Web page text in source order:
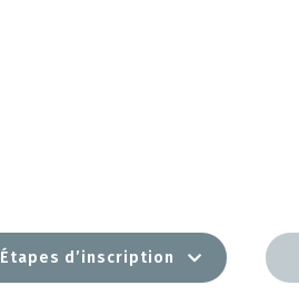
Étapes d’inscription